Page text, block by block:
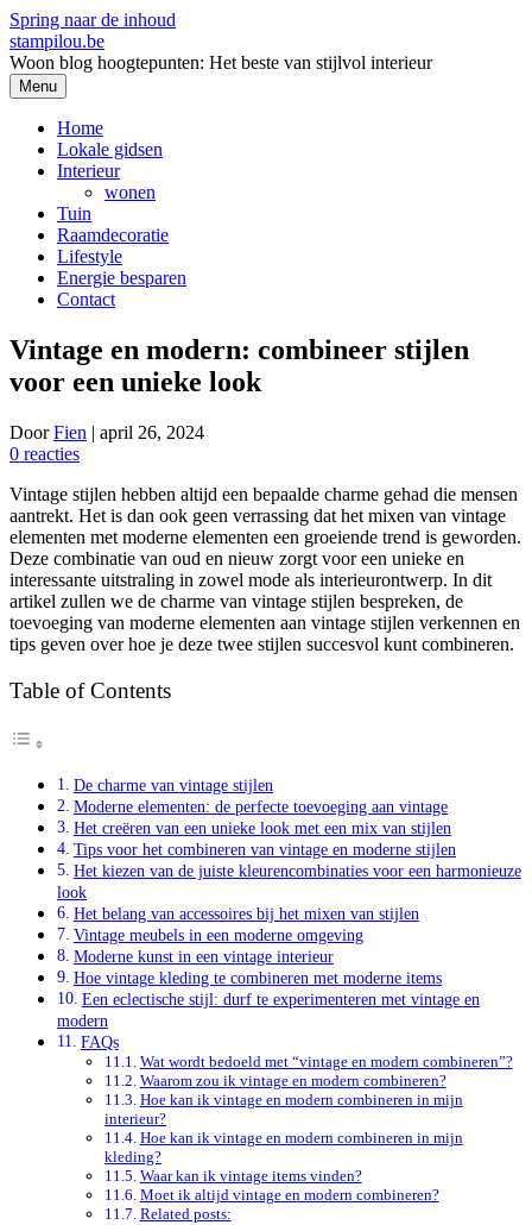
Spring naar de inhoud
stampilou.be
Woon blog hoogtepunten: Het beste van stijlvol interieur
Menu
Home
Lokale gidsen
Interieur
wonen
Tuin
Raamdecoratie
Lifestyle
Energie besparen
Contact
Vintage en modern: combineer stijlen
voor een unieke look
DoorFien | april 26, 2024
0 reacties
Vintage stijlen hebben altijd een bepaalde charme gehad die mensen
aantrekt. Het is dan ook geen verrassing dat het mixen van vintage
elementen met moderne elementen een groeiende trend is geworden.
Deze combinatie van oud en nieuw zorgt voor een unieke en
interessante uitstraling in zowel mode als interieurontwerp. In dit
artikel zullen we de charme van vintage stijlen bespreken, de
toevoeging van moderne elementen aan vintage stijlen verkennen en
tips geven over hoe je deze twee stijlen succesvol kunt combineren.
Table of Contents
De charme van vintage stijlen
Moderne elementen: de perfecte toevoeging aan vintage
Het creëren van een unieke look met een mix van stijlen
Tips voor het combineren van vintage en moderne stijlen
Het kiezen van de juiste kleurencombinaties voor een harmonieuze
look
Het belang van accessoires bij het mixen van stijlen
Vintage meubels in een moderne omgeving
Moderne kunst in een vintage interieur
Hoe vintage kleding te combineren met moderne items
Een eclectische stijl: durf te experimenteren met vintage en
modern
FAQs
Wat wordt bedoeld met “vintage en modern combineren”?
Waarom zou ik vintage en modern combineren?
Hoe kan ik vintage en modern combineren in mijn
interieur?
Hoe kan ik vintage en modern combineren in mijn
kleding?
Waar kan ik vintage items vinden?
Moet ik altijd vintage en modern combineren?
Related posts: